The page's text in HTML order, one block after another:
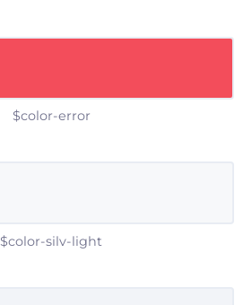
$color-error
$color-silv-light